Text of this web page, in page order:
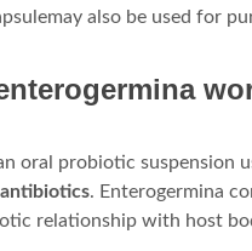
also be used for
oral probiotic suspension
. Enterogermina
relationship with host